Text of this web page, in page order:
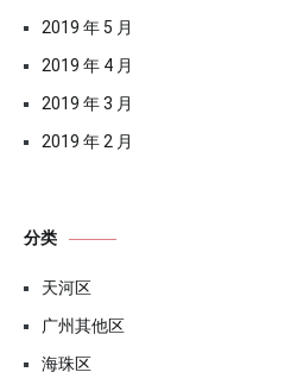
2019 年 5 月
2019 年 4 月
2019 年 3 月
2019 年 2 月
分类
天河区
广州其他区
海珠区